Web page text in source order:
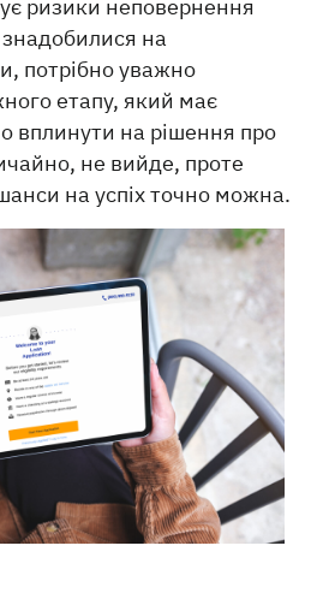
ризики неповернення
на
потрібно уважно
етапу, який має
вплинути на рішення про
не вийде, проте
на успіх точно можна.